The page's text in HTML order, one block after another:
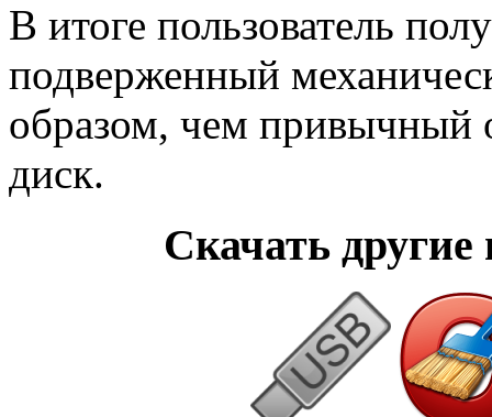
В итоге пользователь
подверженный
образом, чем привычный
диск.
Скачать